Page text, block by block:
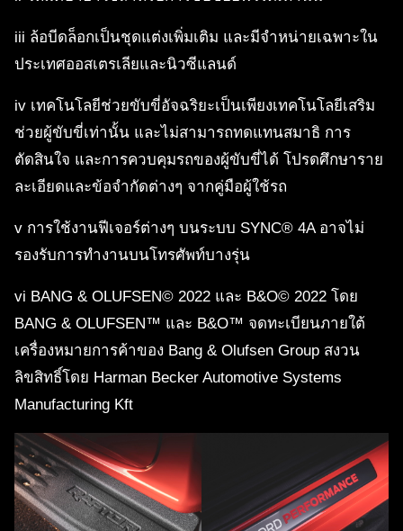
iii ล้อบีดล็อกเป็นชุดแต่งเพิ่มเติม และมีจำหน่ายเฉพาะใน
ประเทศออสเตรเลียและนิวซีแลนด์
iv เทคโนโลยีช่วยขับขี่อัจฉริยะเป็นเพียงเทคโนโลยีเสริม
ช่วยผู้ขับขี่เท่านั้น และไม่สามารถทดแทนสมาธิ การ
ตัดสินใจ และการควบคุมรถของผู้ขับขี่ได้ โปรดศึกษาราย
ละเอียดและข้อจำกัดต่างๆ จากคู่มือผู้ใช้รถ
v การใช้งานฟีเจอร์ต่างๆ บนระบบ SYNC® 4A อาจไม่
รองรับการทำงานบนโทรศัพท์บางรุ่น
vi BANG & OLUFSEN© 2022 และ B&O© 2022 โดย
BANG & OLUFSEN™ และ B&O™ จดทะเบียนภายใต้
เครื่องหมายการค้าของ Bang & Olufsen Group สงวน
ลิขสิทธิ์โดย Harman Becker Automotive Systems
Manufacturing Kft